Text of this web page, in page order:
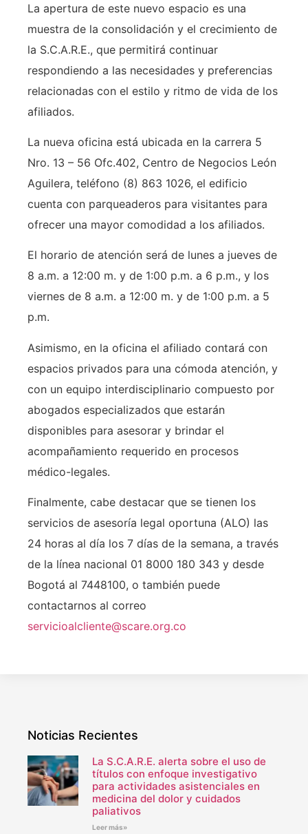
La apertura de este nuevo espacio es una
muestra de la consolidación y el crecimiento de
la S.C.A.R.E., que permitirá continuar
respondiendo a las necesidades y preferencias
relacionadas con el estilo y ritmo de vida de los
afiliados.
La nueva oficina está ubicada en la carrera 5
Nro. 13 – 56 Ofc.402, Centro de Negocios León
Aguilera, teléfono (8) 863 1026, el edificio
cuenta con parqueaderos para visitantes para
ofrecer una mayor comodidad a los afiliados.
El horario de atención será de lunes a jueves de
8 a.m. a 12:00 m. y de 1:00 p.m. a 6 p.m., y los
viernes de 8 a.m. a 12:00 m. y de 1:00 p.m. a 5
p.m.
Asimismo, en la oficina el afiliado contará con
espacios privados para una cómoda atención, y
con un equipo interdisciplinario compuesto por
abogados especializados que estarán
disponibles para asesorar y brindar el
acompañamiento requerido en procesos
médico-legales.
Finalmente, cabe destacar que se tienen los
servicios de asesoría legal oportuna (ALO) las
24 horas al día los 7 días de la semana, a través
de la línea nacional 01 8000 180 343 y desde
Bogotá al 7448100, o también puede
contactarnos al correo
servicioalcliente@scare.org.co
Noticias Recientes
La S.C.A.R.E. alerta sobre el uso de
títulos con enfoque investigativo
para actividades asistenciales en
medicina del dolor y cuidados
paliativos
Leer más»